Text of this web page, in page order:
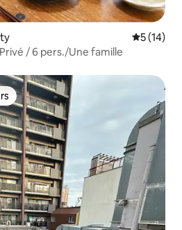
5 (14)
/ 6 pers./Une famille